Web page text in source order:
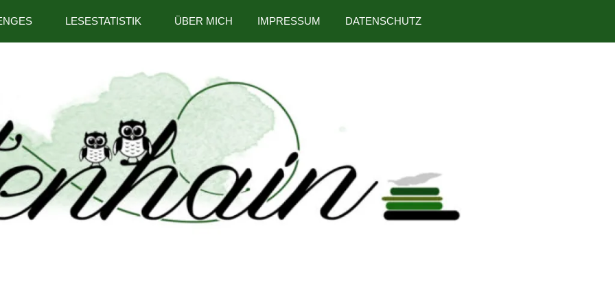
LESESTATISTIK ÜBER MICH IMPRESSUM DATENSCHUTZ